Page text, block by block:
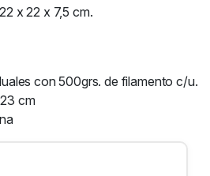
x 22 x 7,5 cm.
con 500grs. de filamento c/u.
cm